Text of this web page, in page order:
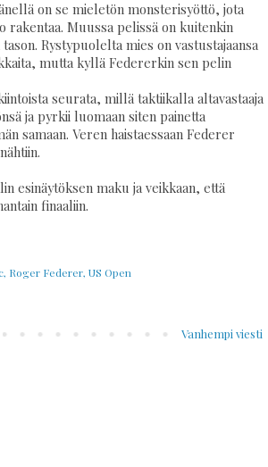
on se mieletön monsterisyöttö, jota
rakentaa. Muussa pelissä on kuitenkin
Rystypuolelta mies on vastustajaansa
mutta kyllä Federerkin sen pelin
seurata, millä taktiikalla altavastaaja
ja pyrkii luomaan siten painetta
samaan. Veren haistaessaan Federer
esinäytöksen maku ja veikkaan, että
finaaliin.
, Roger Federer, US Open
Vanhempi viesti